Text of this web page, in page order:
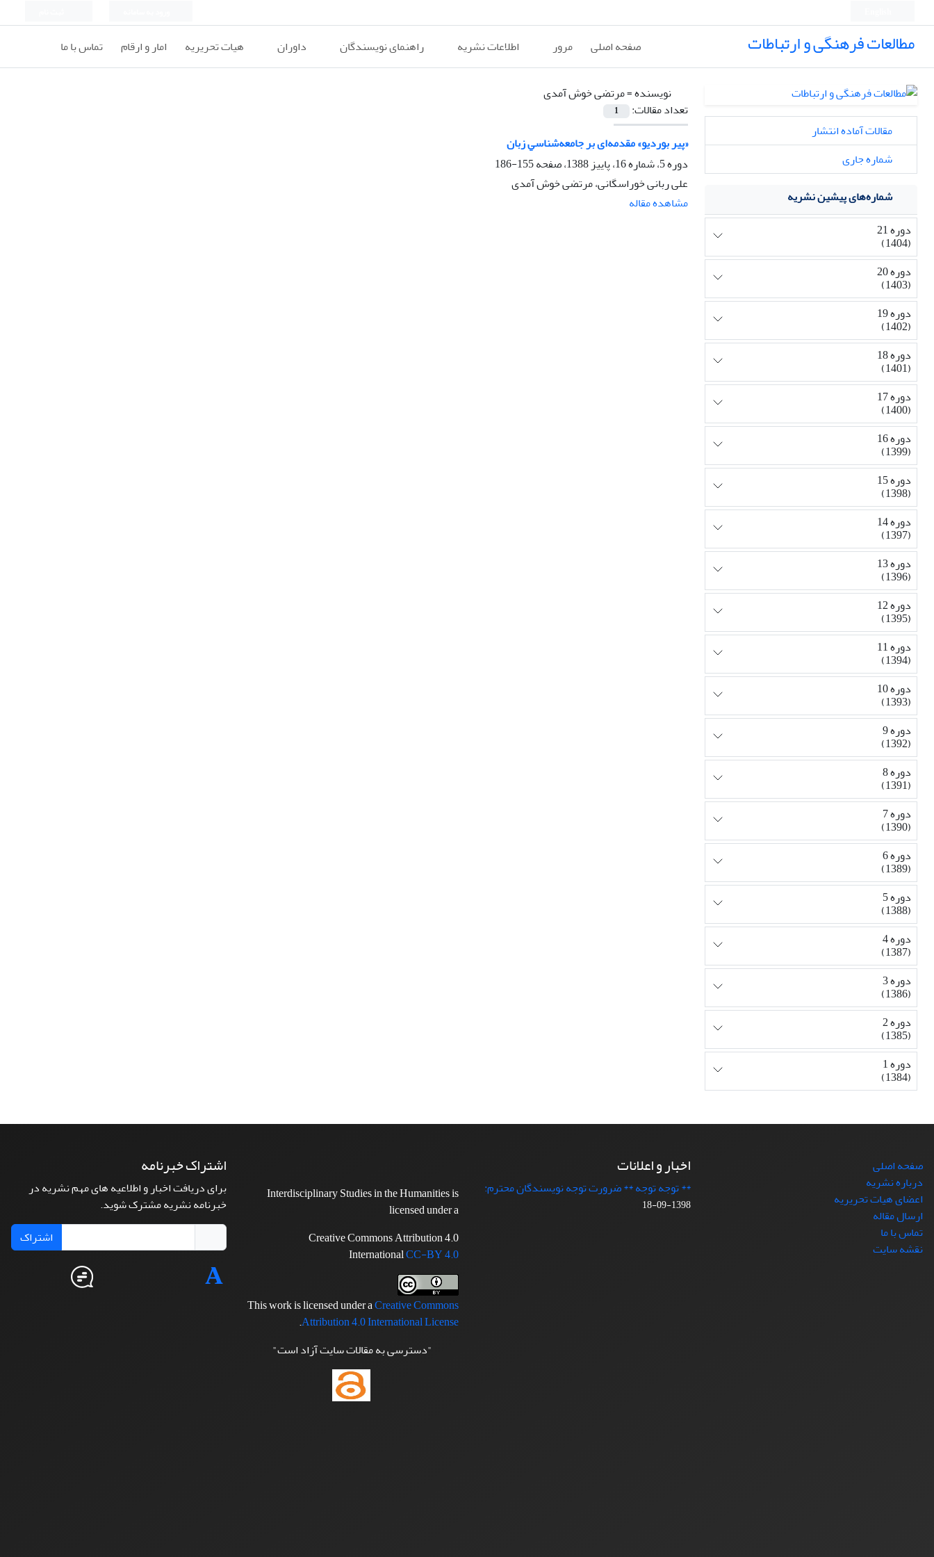
مطالعات فرهنگی و ارتباطات صفحه اصلی مرور اطلاعات نشریه راهنمای نویسندگان داوران هیات تحریریه امار و ارقام تماس با ما
نویسنده =مرتضی خوش آمدی
تعداد مقالات:
1
«پیر ﺑﻮردﻳﻮ» ﻣﻘﺪﻣﻪای ﺑﺮ ﺟﺎﻣﻌﻪﺷﻨﺎﺳﻲ زﺑﺎن
دوره 5، شماره 16، پاییز 1388، صفحه
155-186
علی ربانی خوراسگانی، مرتضی خوش آمدی
مشاهده مقاله
مقالات آماده انتشار
شماره جاری
شماره‌های پیشین نشریه
دوره 21
(1404)
دوره 20
(1403)
دوره 19
(1402)
دوره 18
(1401)
دوره 17
(1400)
دوره 16
(1399)
دوره 15
(1398)
دوره 14
(1397)
دوره 13
(1396)
دوره 12
(1395)
دوره 11
(1394)
دوره 10
(1393)
دوره 9
(1392)
دوره 8
(1391)
دوره 7
(1390)
دوره 6
(1389)
دوره 5
(1388)
دوره 4
(1387)
دوره 3
(1386)
دوره 2
(1385)
دوره 1
(1384)
صفحه اصلی
درباره نشریه
اعضای هیات تحریریه
ارسال مقاله
تماس با ما
نقشه سایت
اخبار و اعلانات
** توجه توجه ** ضرورت توجه نویسندگان محترم:
1398-09-18
Interdisciplinary Studies in the Humanities is
licensed under a
Creative Commons Attribution 4.0
InternationalCC-BY 4.0
This work is licensed under aCreative Commons
Attribution 4.0 International License
.
"دسترسی به مقالات سایت آزاد است"
اشتراک خبرنامه
برای دریافت اخبار و اطلاعیه های مهم نشریه در
خبرنامه نشریه مشترک شوید.
اشتراک